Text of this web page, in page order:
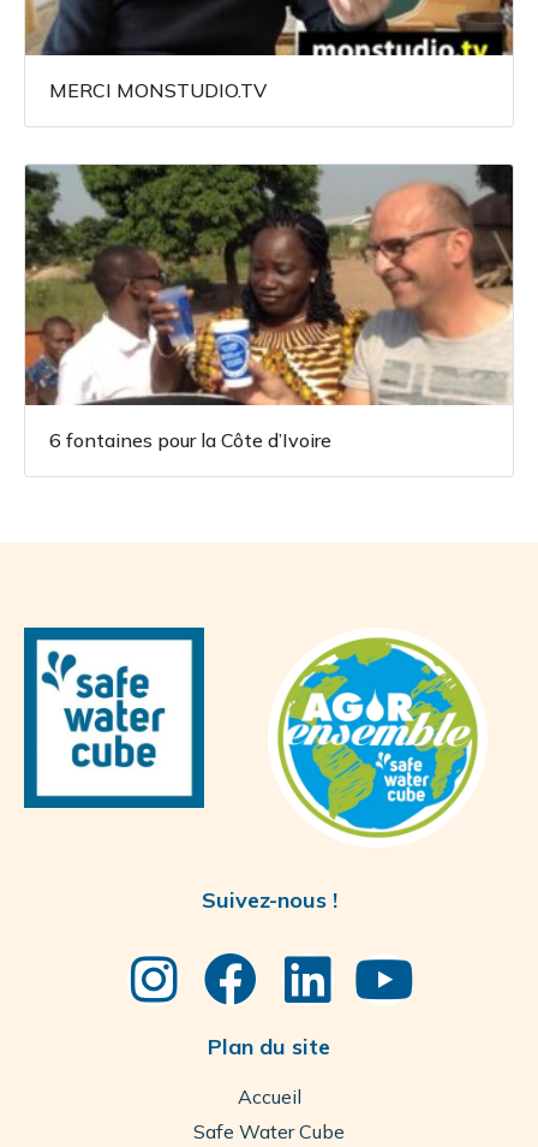
MERCI MONSTUDIO.TV
6 fontaines pour la Côte d’Ivoire
Suivez-nous !
Plan du site
Accueil
Safe Water Cube